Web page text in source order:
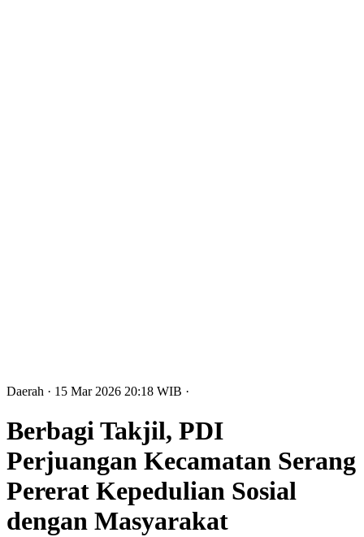
Daerah · 15 Mar 2026 20:18 WIB ·
Berbagi Takjil, PDI
Perjuangan Kecamatan Serang
Pererat Kepedulian Sosial
dengan Masyarakat